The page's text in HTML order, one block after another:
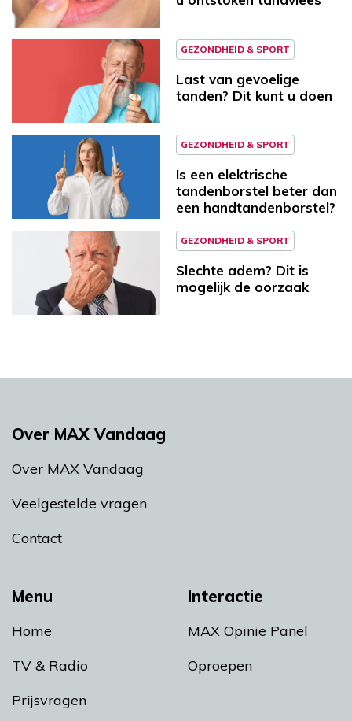
GEZONDHEID & SPORT
Last van gevoelige
tanden? Dit kunt u doen
GEZONDHEID & SPORT
Is een elektrische
tandenborstel beter dan
een handtandenborstel?
GEZONDHEID & SPORT
Slechte adem? Dit is
mogelijk de oorzaak
Menu
Home
TV & Radio
Prijsvragen
Interactie
MAX Opinie Panel
Oproepen
Over MAX Vandaag
Over MAX Vandaag
Veelgestelde vragen
Contact